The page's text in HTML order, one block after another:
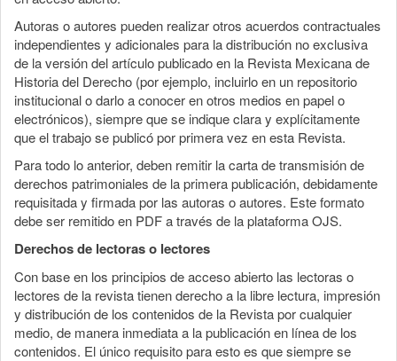
Autoras o autores pueden realizar otros acuerdos contractuales
independientes y adicionales para la distribución no exclusiva
de la versión del artículo publicado en la Revista Mexicana de
Historia del Derecho (por ejemplo, incluirlo en un repositorio
institucional o darlo a conocer en otros medios en papel o
electrónicos), siempre que se indique clara y explícitamente
que el trabajo se publicó por primera vez en esta Revista.
Para todo lo anterior, deben remitir la carta de transmisión de
derechos patrimoniales de la primera publicación, debidamente
requisitada y firmada por las autoras o autores. Este formato
debe ser remitido en PDF a través de la plataforma OJS.
Derechos de lectoras o lectores
Con base en los principios de acceso abierto las lectoras o
lectores de la revista tienen derecho a la libre lectura, impresión
y distribución de los contenidos de la Revista por cualquier
medio, de manera inmediata a la publicación en línea de los
contenidos. El único requisito para esto es que siempre se